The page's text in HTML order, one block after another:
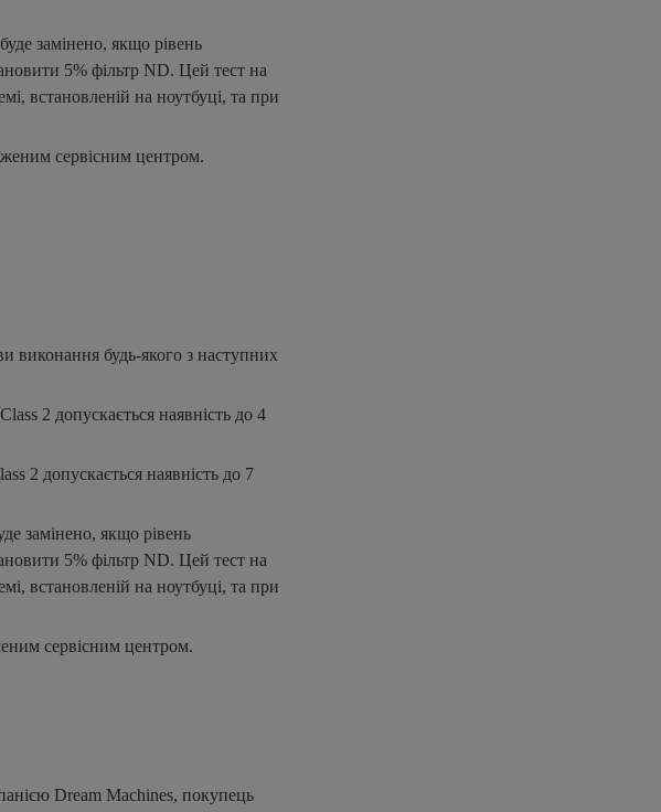
замінено, якщо рівень
5% фільтр ND. Цей тест на
встановленій на ноутбуці, та при
сервісним центром.
виконання будь-якого з наступних
2 допускається наявність до 4
2 допускається наявність до 7
замінено, якщо рівень
5% фільтр ND. Цей тест на
встановленій на ноутбуці, та при
сервісним центром.
Dream Machines, покупець